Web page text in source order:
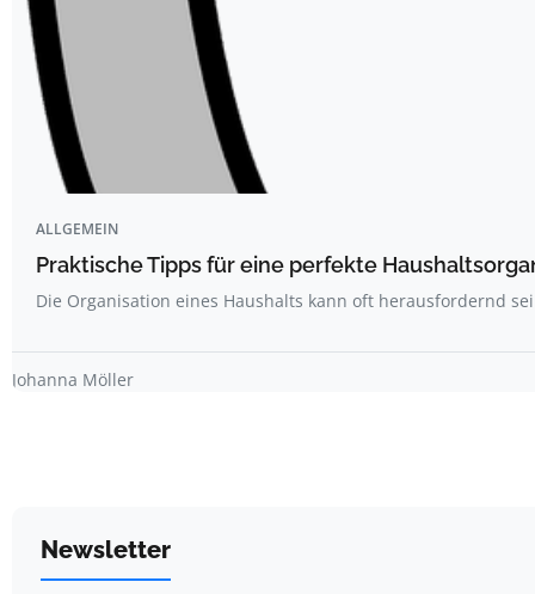
ALLGEMEIN
Praktische Tipps für eine perfekte
Die Organisation eines Haushalts kann oft herausfordernd
Johanna Möller
Newsletter